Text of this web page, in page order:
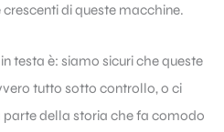
di queste macchine.
testa è: siamo sicuri che queste
tutto sotto controllo, o ci
della storia che fa comodo